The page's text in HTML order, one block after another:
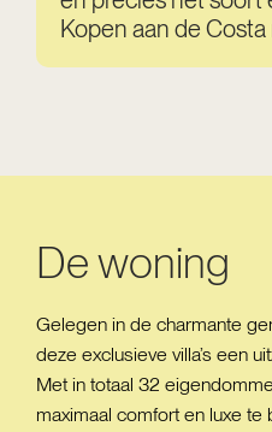
Kopen aan de
De woning
Gelegen in de charmante
deze exclusieve villa’s een
Met in totaal 32
maximaal comfort en luxe te